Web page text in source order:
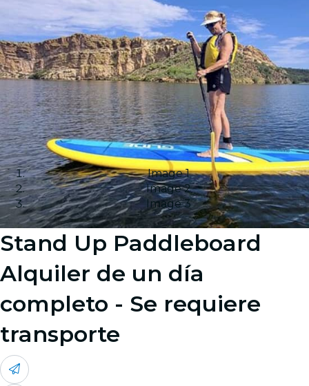
Image 1
Image 2
Image 3
Stand Up Paddleboard
Alquiler de un día
completo - Se requiere
transporte